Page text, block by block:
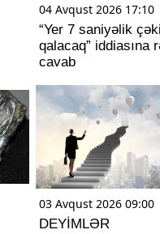
04 Avqust 2026 17:10
“Yer 7 saniyəlik
qalacaq” iddiasına
cavab
03 Avqust 2026 09:00
DEYİMLƏR